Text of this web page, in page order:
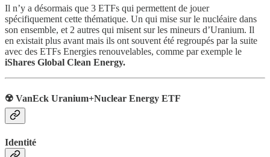
Il n’y a désormais que 3 ETFs qui permettent de jouer
spécifiquement cette thématique. Un qui mise sur le nucléaire dans
son ensemble, et 2 autres qui misent sur les mineurs d’Uranium. Il
en existait plus avant mais ils ont souvent été regroupés par la suite
avec des ETFs Energies renouvelables, comme par exemple le
iShares Global Clean Energy.
☢️ VanEck Uranium+Nuclear Energy ETF
Identité